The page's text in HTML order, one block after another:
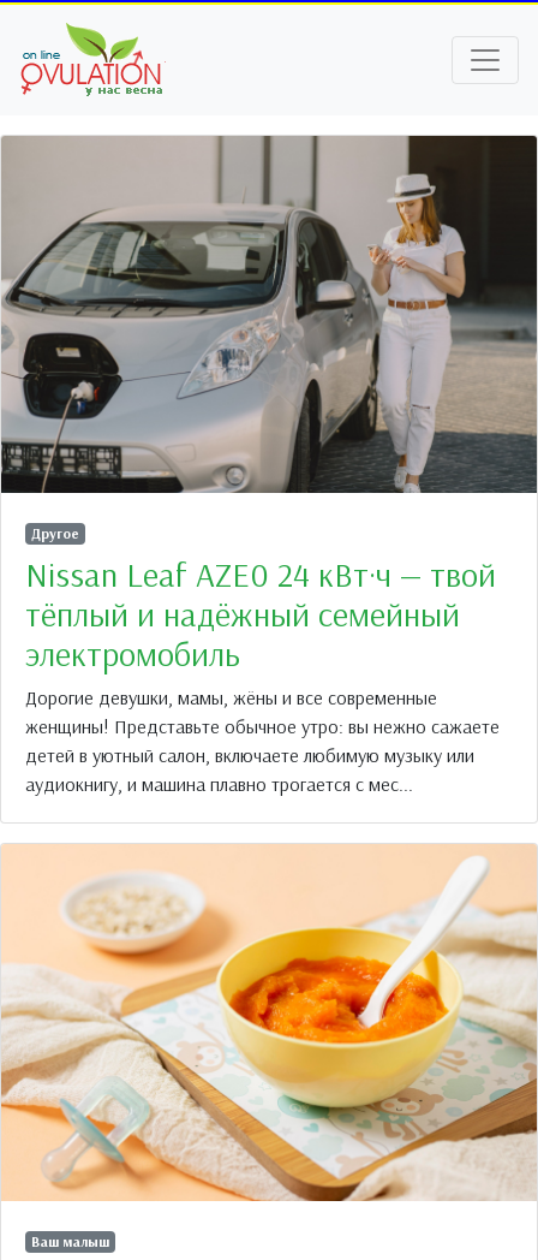
Другое
Nissan Leaf AZE0 24 кВт·ч — твой
тёплый и надёжный семейный
электромобиль
Дорогие девушки, мамы, жёны и все современные
женщины! Представьте обычное утро: вы нежно сажаете
детей в уютный салон, включаете любимую музыку или
аудиокнигу, и машина плавно трогается с мес...
Ваш малыш